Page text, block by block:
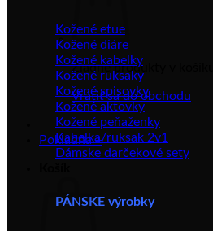
Žiadne produkty v košíku.
Vrátiť sa do obchodu
Pokladňa +
Kožené etue
Kožené diáre
Kožené kabelky
Kožené ruksaky
Kožené spisovky
Kožené aktovky
Kožené peňaženky
Kabelka/ruksak 2v1
Dámske darčekové sety
PÁNSKE výrobky